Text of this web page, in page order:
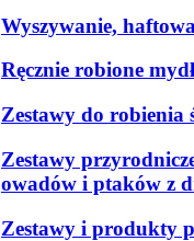
Wyszywanie,
Ręcznie robione
Zestawy do robienia
Zestawy
owadów i ptaków z
Zestawy i produkty